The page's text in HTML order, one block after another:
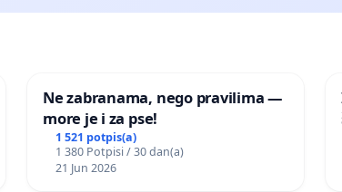
Ne zabranama, nego pravilima —
more je i za pse!
1 521 potpis(a)
1 380 Potpisi / 30 dan(a)
21 Jun 2026